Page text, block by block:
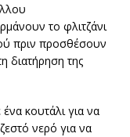
το φλιτζάνι
πριν προσθέσουν
διατήρηση της
κουτάλι για να
νερό για να